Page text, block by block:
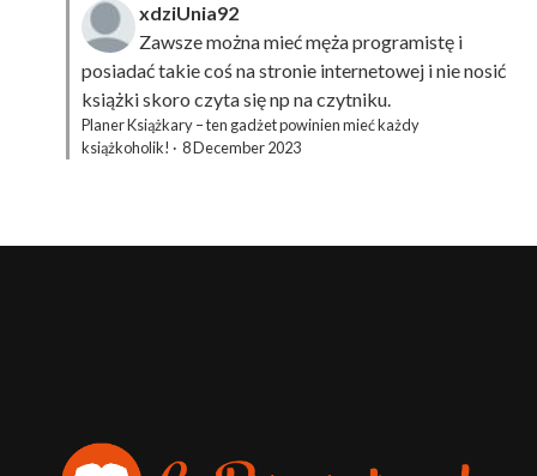
xdziUnia92
Zawsze można mieć męża programistę i
posiadać takie coś na stronie internetowej i nie nosić
książki skoro czyta się np na czytniku.
Planer Książkary – ten gadżet powinien mieć każdy
książkoholik! · 8 December 2023